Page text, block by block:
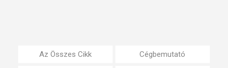
Az Összes Cikk Cégbemutató